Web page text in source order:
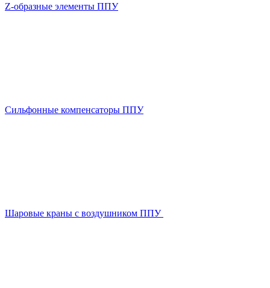
Z-образные элементы ППУ
Сильфонные компенсаторы ППУ
Шаровые краны с воздушником ППУ